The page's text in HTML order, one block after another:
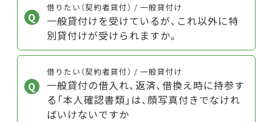
借りたい（契約者貸付） / 一般貸付け
一般貸付けを受けているが、これ以外に特
別貸付けが受けられますか。
借りたい（契約者貸付） / 一般貸付け
一般貸付の借入れ、返済、借換え時に持参す
る「本人確認書類」は、顔写真付きでなけれ
ばいけないですか